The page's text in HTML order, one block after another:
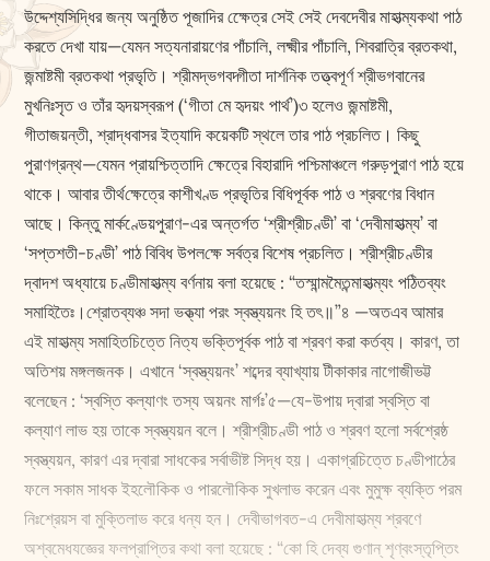
উদ্দেশ্যসিদ্ধির জন্য অনুষ্ঠিত পূজাদির ক্ষেেত্র সেই সেই দেবদেবীর মাহাত্ম্যকথা পাঠ
করতে দেখা যায়—যেমন সত্যনারায়ণের পাঁচালি, ল‌ক্ষ্মীর পাঁচালি, শিবরাত্রি ব্রতকথা,
জন্মাষ্টমী ব্রতকথা প্রভৃতি। শ্রীমদ্ভগবদ্গীতা দার্শনিক তত্ত্বপূর্ণ শ্রীভগবানের
মুখনিঃসৃত ও তাঁর হৃদয়স্বরূপ (‘গীতা মে হৃদয়ং পার্থ’)৩ হলেও জন্মাষ্টমী,
গীতাজয়ন্তী, শ্রাদ্ধবাসর ইত্যাদি কয়েকটি স্থলে তার পাঠ প্রচলিত। কিছু
পুরাণগ্রন্থ—যেমন প্রায়শ্চিত্তাদি ক্ষেত্রে বিহারাদি পশ্চিমাঞ্চলে গরুড়পুরাণ পাঠ হয়ে
থাকে। আবার তীর্থ‌ক্ষেত্রে কাশীখণ্ড প্রভৃতির বিধিপূর্বক পাঠ ও শ্রবণের বিধান
আছে। কিন্তু মার্কণ্ডেয়পুরাণ-এর অন্তর্গত ‘শ্রীশ্রীচণ্ডী’ বা ‘দেবীমাহাত্ম্য’ বা
‘সপ্তশতী-চণ্ডী’ পাঠ বিবিধ উপল‌ক্ষে সর্বত্র বিশেষ প্রচলিত। শ্রীশ্রীচণ্ডীর
দ্বাদশ অধ্যায়ে চণ্ডীমাহাত্ম্য বর্ণনায় বলা হয়েছে : “তস্মান্মমৈতন্মাহাত্ম্যং পঠিতব্যং
সমাহিতৈঃ।শ্রোতব্যঞ্চ সদা ভক্ত্যা পরং স্বস্ত্যয়নং হি তৎ॥”৪ —অতএব আমার
এই মাহাত্ম্য সমাহিতচিত্তে নিত্য ভক্তিপূর্বক পাঠ বা শ্রবণ করা কর্তব্য। কারণ, তা
অতিশয় মঙ্গলজনক। এখানে ‘স্বস্ত্যয়নং’ শব্দের ব্যাখ্যায় টীকাকার নাগোজীভট্ট
বলেছেন : ‘স্বস্তি কল্যাণং তস্য অয়নং মার্গঃ’৫—যে-উপায় দ্বারা স্বস্তি বা
কল্যাণ লাভ হয় তাকে স্বস্ত্যয়ন বলে। শ্রীশ্রীচণ্ডী পাঠ ও শ্রবণ হলো সর্বশ্রেষ্ঠ
স্বস্ত্যয়ন, কারণ এর দ্বারা সাধকের সর্বাভীষ্ট সিদ্ধ হয়। একাগ্রচিত্তে চণ্ডীপাঠের
ফলে সকাম সাধক ইহলৌকিক ও পারলৌকিক সুখলাভ করেন এবং মুমু‌ক্ষ ব্যক্তি পরম
নিঃশ্রেয়স বা মুক্তিলাভ করে ধন্য হন। দেবীভাগবত-এ দেবীমাহাত্ম্য শ্রবণে
অশ্বমেধযজ্ঞের ফলপ্রাপ্তির কথা বলা হয়েছে : “কো হি দেব্য গুণান্‌ শৃণ্বংস্তৃপ্তিং